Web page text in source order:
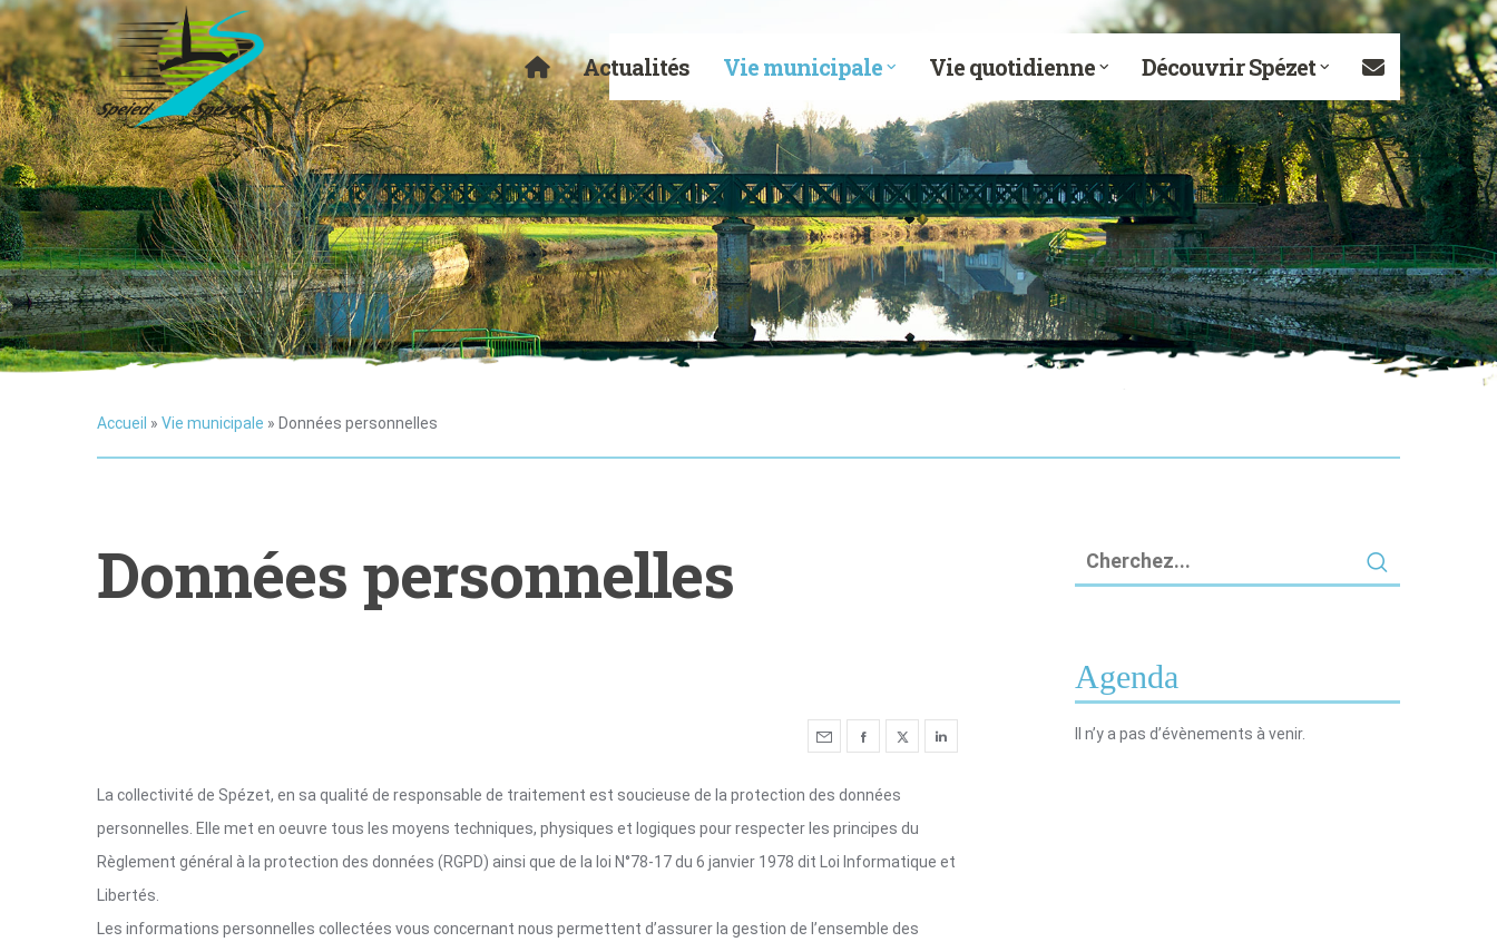
Actualités Vie municipale Vie quotidienne Découvrir Spézet
Accueil » Vie municipale » Données personnelles
Données personnelles
La collectivité de Spézet, en sa qualité de responsable de traitement est soucieuse de la protection des données
personnelles. Elle met en oeuvre tous les moyens techniques, physiques et logiques pour respecter les principes du
Règlement général à la protection des données (RGPD) ainsi que de la loi N°78-17 du 6 janvier 1978 dit Loi Informatique et
Libertés.
Les informations personnelles collectées vous concernant nous permettent d’assurer la gestion de l’ensemble des
Agenda
Il n’y a pas d’évènements à venir.